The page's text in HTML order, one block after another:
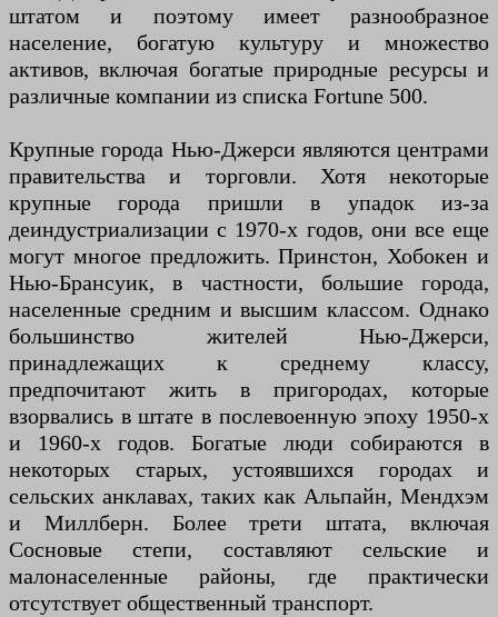
штатом и поэтому имеет разнообразное
население, богатую культуру и множество
активов, включая богатые природные ресурсы и
различные компании из списка Fortune 500.
Крупные города Нью-Джерси являются центрами
правительства и торговли. Хотя некоторые
крупные города пришли в упадок из-за
деиндустриализации с 1970-х годов, они все еще
могут многое предложить. Принстон, Хобокен и
Нью-Брансуик, в частности, большие города,
населенные средним и высшим классом. Однако
большинство жителей Нью-Джерси,
принадлежащих к среднему классу,
предпочитают жить в пригородах, которые
взорвались в штате в послевоенную эпоху 1950-х
и 1960-х годов. Богатые люди собираются в
некоторых старых, устоявшихся городах и
сельских анклавах, таких как Альпайн, Мендхэм
и Миллберн. Более трети штата, включая
Сосновые степи, составляют сельские и
малонаселенные районы, где практически
отсутствует общественный транспорт.